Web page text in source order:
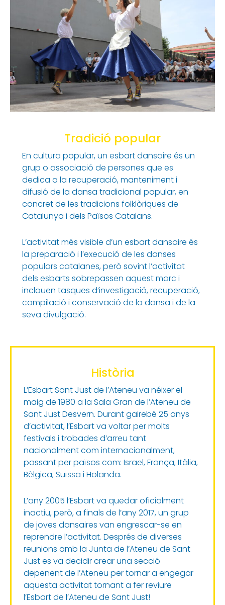
Tradició popular
En cultura popular, un esbart dansaire és un
grup o associació de persones que es
dedica a la recuperació, manteniment i
difusió de la dansa tradicional popular, en
concret de les tradicions folklòriques de
Catalunya i dels Països Catalans.
L’activitat més visible d’un esbart dansaire és
la preparació i l’execució de les danses
populars catalanes, però sovint l’activitat
dels esbarts sobrepassen aquest marc i
inclouen tasques d’investigació, recuperació,
compilació i conservació de la dansa i de la
seva divulgació.
Història
L’Esbart Sant Just de l’Ateneu va néixer el
maig de 1980 a la Sala Gran de l’Ateneu de
Sant Just Desvern. Durant gairebé 25 anys
d’activitat, l’Esbart va voltar per molts
festivals i trobades d’arreu tant
nacionalment com internacionalment,
passant per països com: Israel, França, Itàlia,
Bèlgica, Suïssa i Holanda.
L’any 2005 l’Esbart va quedar oficialment
inactiu, però, a finals de l’any 2017, un grup
de joves dansaires van engrescar-se en
reprendre l’activitat. Després de diverses
reunions amb la Junta de l’Ateneu de Sant
Just es va decidir crear una secció
depenent de l’Ateneu per tornar a engegar
aquesta activitat tornant a fer reviure
l’Esbart de l’Ateneu de Sant Just!